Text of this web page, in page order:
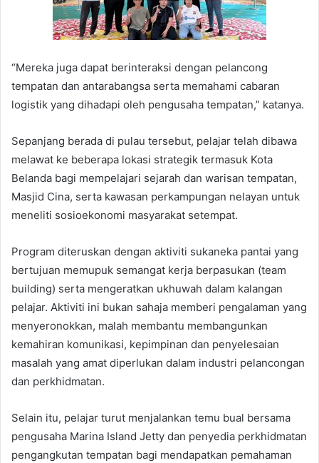
“Mereka juga dapat berinteraksi dengan pelancong
tempatan dan antarabangsa serta memahami cabaran
logistik yang dihadapi oleh pengusaha tempatan,” katanya.
Sepanjang berada di pulau tersebut, pelajar telah dibawa
melawat ke beberapa lokasi strategik termasuk Kota
Belanda bagi mempelajari sejarah dan warisan tempatan,
Masjid Cina, serta kawasan perkampungan nelayan untuk
meneliti sosioekonomi masyarakat setempat.
Program diteruskan dengan aktiviti sukaneka pantai yang
bertujuan memupuk semangat kerja berpasukan (team
building) serta mengeratkan ukhuwah dalam kalangan
pelajar. Aktiviti ini bukan sahaja memberi pengalaman yang
menyeronokkan, malah membantu membangunkan
kemahiran komunikasi, kepimpinan dan penyelesaian
masalah yang amat diperlukan dalam industri pelancongan
dan perkhidmatan.
Selain itu, pelajar turut menjalankan temu bual bersama
pengusaha Marina Island Jetty dan penyedia perkhidmatan
pengangkutan tempatan bagi mendapatkan pemahaman